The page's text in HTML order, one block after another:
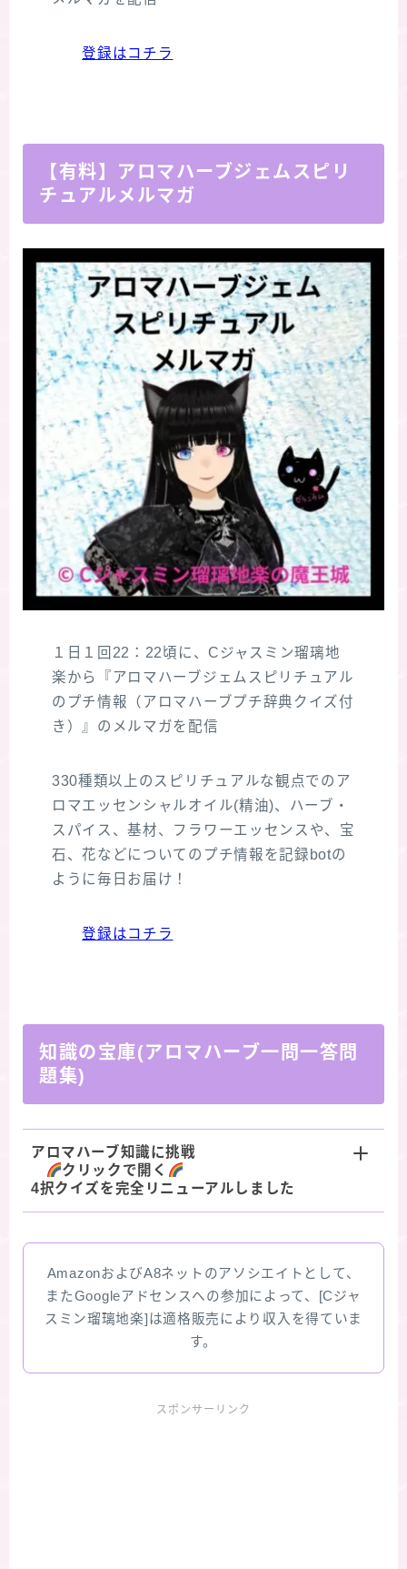
登録はコチラ
【有料】アロマハーブジェムスピリ
チュアルメルマガ
１日１回22：22頃に、Cジャスミン瑠璃地
楽から『アロマハーブジェムスピリチュアル
のプチ情報（アロマハーブプチ辞典クイズ付
き）』のメルマガを配信
330種類以上のスピリチュアルな観点でのア
ロマエッセンシャルオイル(精油)、ハーブ・
スパイス、基材、フラワーエッセンスや、宝
石、花などについてのプチ情報を記録botの
ように毎日お届け！
登録はコチラ
知識の宝庫(アロマハーブ一問一答問
題集)
アロマハーブ知識に挑戦
クリックで開く
4択クイズを完全リニューアルしました
AmazonおよびA8ネットのアソシエイトとして、
またGoogleアドセンスへの参加によって、[Cジャ
スミン瑠璃地楽]は適格販売により収入を得ていま
す。
スポンサーリンク